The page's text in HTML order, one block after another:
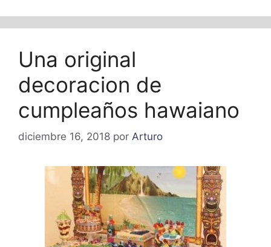
Una original
decoracion de
cumpleaños hawaiano
diciembre 16, 2018 por Arturo